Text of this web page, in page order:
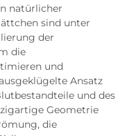
natürlicher
sind unter
der
die
und
Ansatz
und des
Geometrie
die